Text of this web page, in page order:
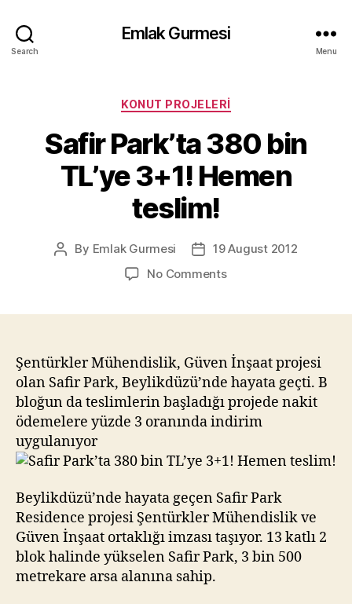
Search
Emlak Gurmesi
Menu
Categories
KONUT PROJELERI
Safir Park’ta 380 bin
TL’ye 3+1! Hemen
teslim!
Post
By Emlak Gurmesi
Post19 August 2012
No Commentson
TL’ye
3+1!
Hemen
teslim!
Şentürkler Mühendislik, Güven İnşaat projesi
olan Safir Park, Beylikdüzü’nde hayata geçti. B
bloğun da teslimlerin başladığı projede nakit
ödemelere yüzde 3 oranında indirim
uygulanıyor
Beylikdüzü’nde hayata geçen Safir Park
Residence projesi Şentürkler Mühendislik ve
Güven İnşaat ortaklığı imzası taşıyor. 13 katlı 2
blok halinde yükselen Safir Park, 3 bin 500
metrekare arsa alanına sahip.